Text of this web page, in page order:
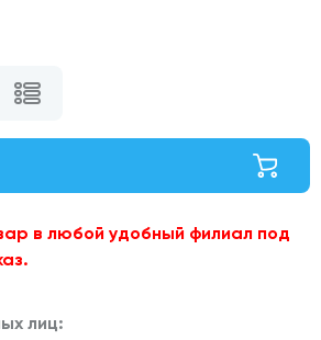
в любой удобный филиал под
лиц: